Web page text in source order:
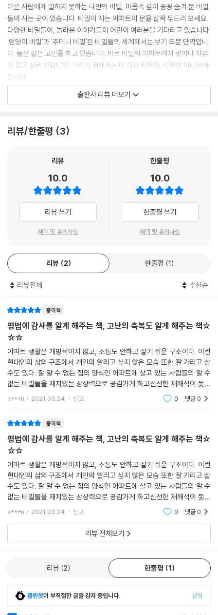
다른 사람에게 말하지 못하는 나만의 비밀, 마음속 깊이 꽁꽁 숨겨 둔 비밀
들이 사는 곳이 있습니다. 비밀이 사는 아파트의 문을 살짝 두드려 보세요.
다양한 비밀들이, 놀라운 이야기들이 어린이 여러분을 기다리고 있습니다.
'엉덩이 비밀'과 '주머니 비밀'은 비밀들의 세계에서는 보기 드문 단짝입니
다. 둘은 같은 고민을 하고 있습니다. 바로 비밀의 아파트에서 벗어나 자유
를 찾고 싶은 것입니다. 그러기 위해서는 더 이상 비밀이, 비밀이 아니어야
합니다.
자유를 찾고 싶은 두 비밀의 비밀 탈출기! 두 비밀의 이야기는 어린이 여러
분에게 재밌는 상상력을 더해 주고, 비밀이 품고 있는 속마음을 통해 깊은
스스로 성장하는 어린이
사고로 하반신 마비가 된 작가는 작품 속에서 ‘주머니 비밀’이 되었다가 ‘화
영이’가 됩니다. 두 주인공의 입을 빌려 자신의 이야기를 유쾌하고 재미있
게 풀어나갑니다. 또한 ‘엉덩이 비밀’과 같은 어린이들이 쉽게 공감할 수 있
는 인물과 이야기를 적절히 배치하여 이야기의 완성도와 재미를 한층 높입
‘인생에서 시련은 배움을 위한 도구이다. 그래서 대부분의 시련은 태어나
기 전에 미리 계획한다.’
어느 책에서 본 구절입니다. 나는 이 말을 믿습니다. 장애를 통해 육체보다
는 영혼의 중요함을 알았고, 사람들이 나에게 보내는 관심이 사랑이라는
있었습니다. 평범한 삶을 살았다면 알지 못했을 것들입니다. _작가의 말
중
비밀들의 이야기를 읽고 보며 한바탕 웃고 나면, 어린이들은 주변에 장애
를 입은 사람들을 바라보는 시각이 변화했음을 느낄 것입니다. 그리고 스
스로 자신의 비밀을 깨고 나오는 것이 얼마나 간단하고 의미 있는 일이지
출판사 리뷰 더보기
리뷰/한줄평 3
리뷰
10.0
리뷰 쓰기
혜택 및 유의사항
한줄평
10.0
한줄평 쓰기
혜택 및 유의사항
리뷰 2 한줄평 1
리뷰전체 추천순
종이책
평범에 감사를 알게 해주는 책, 고난의 축복도 알게 해주는 책☆
☆☆
아파트 생활은 개방적이지 않고, 소통도 안하고 살기 쉬운 구조이다. 이런
현대인의 삶의 구조에서 개인의 알리고 싶지 않은 모습 또한 잘 가리고 살
수도 있다. 잘 알 수 없는 집의 양식인 아파트에 살고 있는 사람들의 알 수
없는 비밀들을 재치있는 상상력으로 공감가게 하고신선한 재해석이 돗보
이는 책이다. 상 받을 만하다!!!세상을 보는 눈이 남다른 작가의 히스토리
a***n 2021.03.24. 신고 0 댓글0
종이책
평범에 감사를 알게 해주는 책, 고난의 축복도 알게 해주는 책☆
☆☆
아파트 생활은 개방적이지 않고, 소통도 안하고 살기 쉬운 구조이다. 이런
현대인의 삶의 구조에서 개인의 알리고 싶지 않은 모습 또한 잘 가리고 살
수도 있다. 잘 알 수 없는 집의 양식인 아파트에 살고 있는 사람들의 알 수
없는 비밀들을 재치있는 상상력으로 공감가게 하고신선한 재해석이 돗보
이는 책이다. 상 받을 만하다!!!세상을 보는 눈이 남다른 작가의 히스토리
a***n 2021.03.24. 신고 0 댓글0
리뷰 전체보기
리뷰 2 한줄평 1
클린봇이 부적절한 글을 감지 중입니다. 설정